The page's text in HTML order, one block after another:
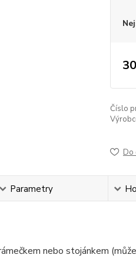
Číslo
Do
Parametry
nebo stojánkem